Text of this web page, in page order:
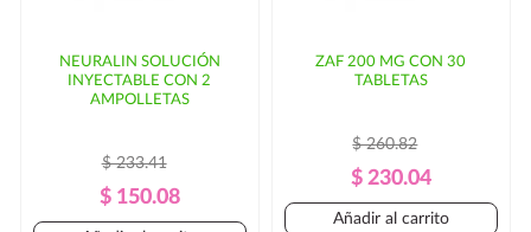
NEURALIN SOLUCIÓN
INYECTABLE CON 2
AMPOLLETAS
Precio
Regular
$ 233.41
Precio
$ 150.08
ZAF 200 MG CON 30
TABLETAS
Precio
Regular
$ 260.82
Precio
$ 230.04
Añadir al carrito